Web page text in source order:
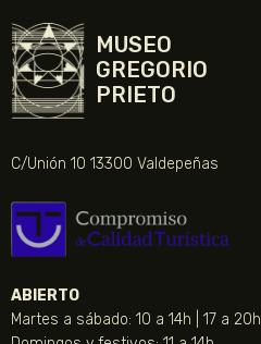
MUSEO
GREGORIO
PRIETO
C/Unión 10 13300 Valdepeñas
ABIERTO
Martes a sábado: 10 a 14h | 17 a 20h